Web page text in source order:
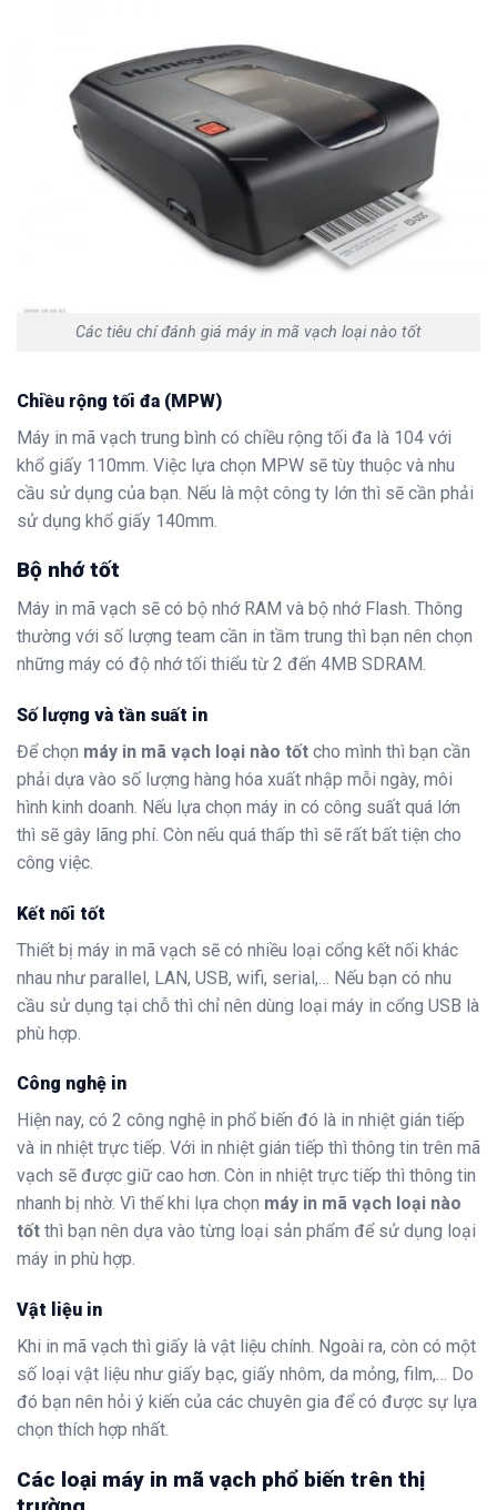
Các tiêu chí đánh giá máy in mã vạch loại nào tốt
Chiều rộng tối đa (MPW)
Máy in mã vạch trung bình có chiều rộng tối đa là 104 với
khổ giấy 110mm. Việc lựa chọn MPW sẽ tùy thuộc và nhu
cầu sử dụng của bạn. Nếu là một công ty lớn thì sẽ cần phải
sử dụng khổ giấy 140mm.
Bộ nhớ tốt
Máy in mã vạch sẽ có bộ nhớ RAM và bộ nhớ Flash. Thông
thường với số lượng team cần in tầm trung thì bạn nên chọn
những máy có độ nhớ tối thiểu từ 2 đến 4MB SDRAM.
Số lượng và tần suất in
Để chọn máy in mã vạch loại nào tốt cho mình thì bạn cần
phải dựa vào số lượng hàng hóa xuất nhập mỗi ngày, môi
hình kinh doanh. Nếu lựa chọn máy in có công suất quá lớn
thì sẽ gây lãng phí. Còn nếu quá thấp thì sẽ rất bất tiện cho
công việc.
Kết nối tốt
Thiết bị máy in mã vạch sẽ có nhiều loại cổng kết nối khác
nhau như parallel, LAN, USB, wifi, serial,… Nếu bạn có nhu
cầu sử dụng tại chỗ thì chỉ nên dùng loại máy in cổng USB là
phù hợp.
Công nghệ in
Hiện nay, có 2 công nghệ in phổ biến đó là in nhiệt gián tiếp
và in nhiệt trực tiếp. Với in nhiệt gián tiếp thì thông tin trên mã
vạch sẽ được giữ cao hơn. Còn in nhiệt trực tiếp thì thông tin
nhanh bị nhờ. Vì thế khi lựa chọn máy in mã vạch loại nào
tốt thì bạn nên dựa vào từng loại sản phẩm để sử dụng loại
máy in phù hợp.
Vật liệu in
Khi in mã vạch thì giấy là vật liệu chính. Ngoài ra, còn có một
số loại vật liệu như giấy bạc, giấy nhôm, da mỏng, film,… Do
đó bạn nên hỏi ý kiến của các chuyên gia để có được sự lựa
chọn thích hợp nhất.
Các loại máy in mã vạch phổ biến trên thị